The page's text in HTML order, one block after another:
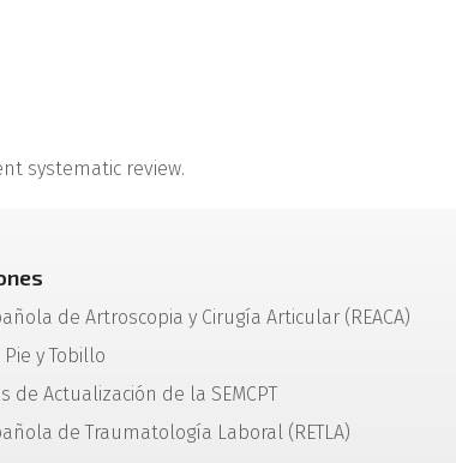
systematic review.
de Artroscopia y Cirugía Articular (REACA)
y Tobillo
de Actualización de la SEMCPT
de Traumatología Laboral (RETLA)